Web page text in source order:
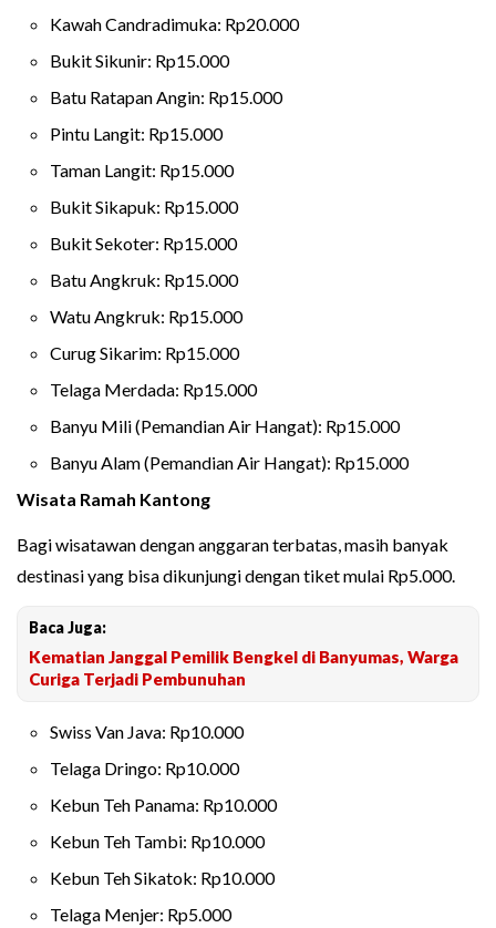
Kawah Candradimuka: Rp20.000
Bukit Sikunir: Rp15.000
Batu Ratapan Angin: Rp15.000
Pintu Langit: Rp15.000
Taman Langit: Rp15.000
Bukit Sikapuk: Rp15.000
Bukit Sekoter: Rp15.000
Batu Angkruk: Rp15.000
Watu Angkruk: Rp15.000
Curug Sikarim: Rp15.000
Telaga Merdada: Rp15.000
Banyu Mili (Pemandian Air Hangat): Rp15.000
Banyu Alam (Pemandian Air Hangat): Rp15.000
Wisata Ramah Kantong
Bagi wisatawan dengan anggaran terbatas, masih banyak
destinasi yang bisa dikunjungi dengan tiket mulai Rp5.000.
Baca Juga:
Kematian Janggal Pemilik Bengkel di Banyumas, Warga
Curiga Terjadi Pembunuhan
Swiss Van Java: Rp10.000
Telaga Dringo: Rp10.000
Kebun Teh Panama: Rp10.000
Kebun Teh Tambi: Rp10.000
Kebun Teh Sikatok: Rp10.000
Telaga Menjer: Rp5.000